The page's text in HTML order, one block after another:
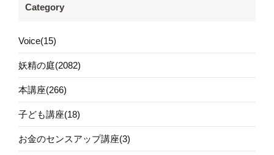
Category
Voice(15)
妖精の庭(2082)
本講座(266)
子ども講座(18)
お金のセンスアップ講座(3)